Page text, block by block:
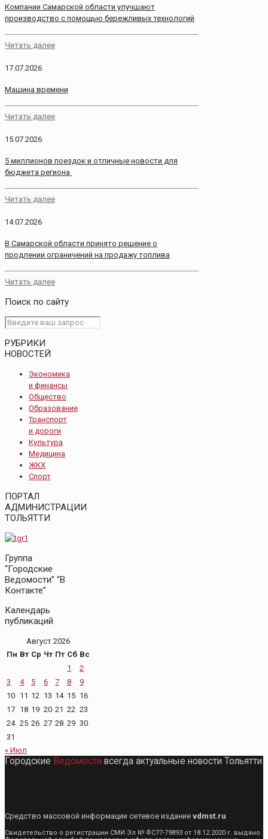
Компании Самарской области улучшают
производство с помощью бережливых технологий
Читать далее
17.07.2026
Машина времени
Читать далее
15.07.2026
5 миллионов поездок и отличные новости для
бюджета региона
Читать далее
14.07.2026
В Самарской области принято решение о
продлении ограничений на продажу топлива
Читать далее
Поиск по сайту
РУБРИКИ
НОВОСТЕЙ
Экономика
и финансы
Общество
Образование
Транспорт
и дороги
Культура
Медицина
ЖКХ
Спорт
ПОРТАЛ
АДМИНИСТРАЦИИ
ТОЛЬЯТТИ
Группа
“Городские
Ведомости” “В
Контакте”
Календарь
публикаций
Август 2026
Пн Вт Ср Чт Пт Сб Вс
1
2
3
4 5 6 7 8
9
10 11 12 13 14 15 16
17 18 19 20 21 22 23
24 25 26 27 28 29 30
31
« Июл
Городские Ведомости всегда актуальные новости Тольятти
Средство массовой информации сетевое издание vdmst.ru
Свидетельство о регистрации СМИ Эл № ФС77-79893 от 18.12.2020 г. выдано